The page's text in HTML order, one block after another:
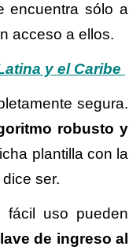
encuentra sólo a
acceso a ellos.
y el Caribe
segura.
robusto y
plantilla con la
ser.
fácil uso pueden
de ingreso al